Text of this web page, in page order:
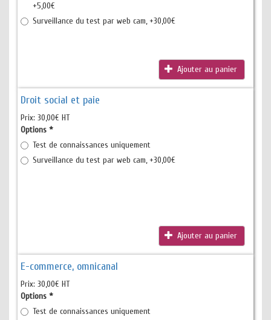
+5,00€
Surveillance du test par web cam, +30,00€
Ajouter au panier
Droit social et paie
Prix: 30,00€ HT
Options *
Test de connaissances uniquement
Surveillance du test par web cam, +30,00€
Ajouter au panier
E-commerce, omnicanal
Prix: 30,00€ HT
Options *
Test de connaissances uniquement